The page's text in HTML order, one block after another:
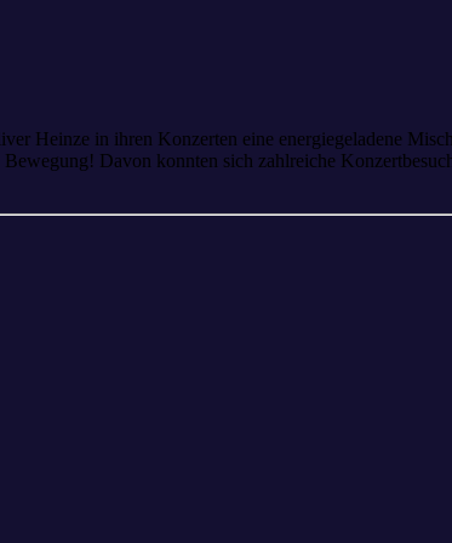
Heinze in ihren Konzerten eine energiegeladene
Davon konnten sich zahlreiche